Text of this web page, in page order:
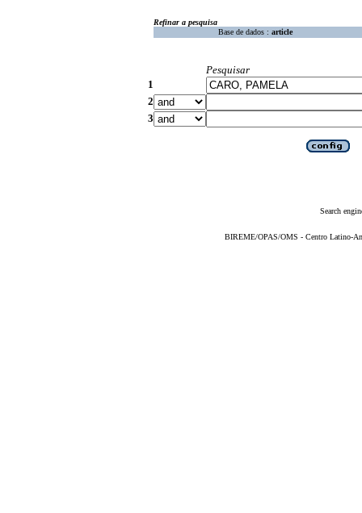
Refinar a pesquisa
Base de dados : article
Pesquisar
1
2
3
Search
BIREME/OPAS/OMS - Centro Latino-